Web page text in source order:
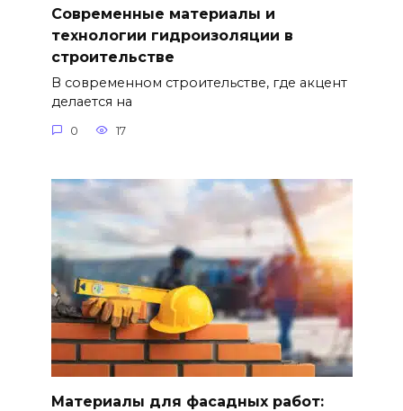
Современные материалы и
технологии гидроизоляции в
строительстве
В современном строительстве, где акцент
делается на
0 17
Материалы для фасадных работ: